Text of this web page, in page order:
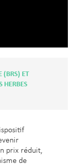
(BRS) ET
HERBES
prix réduit,
de